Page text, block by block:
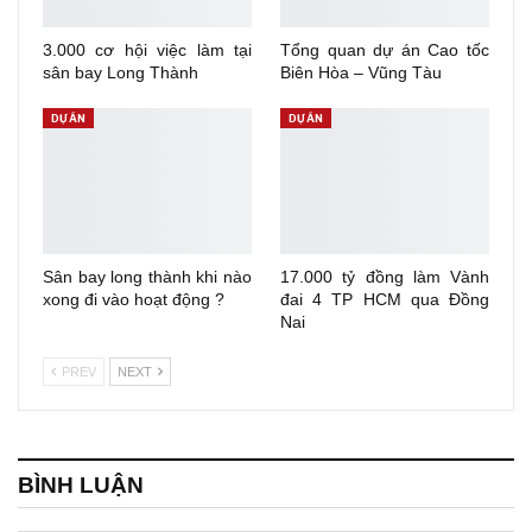
3.000 cơ hội việc làm tại
sân bay Long Thành
Tổng quan dự án Cao tốc
Biên Hòa – Vũng Tàu
DỰ ÁN
Sân bay long thành khi nào
xong đi vào hoạt động ?
DỰ ÁN
17.000 tỷ đồng làm Vành
đai 4 TP HCM qua Đồng
Nai
PREV NEXT
BÌNH LUẬN